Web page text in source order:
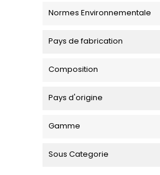
Normes Environnementale
Pays de fabrication
Composition
Pays d'origine
Gamme
Sous Categorie